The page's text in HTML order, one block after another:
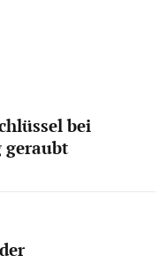
bei
geraubt